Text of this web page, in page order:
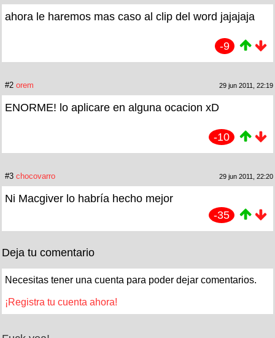
ahora le haremos mas caso al clip del word jajajaja
-9
#2 orem 29 jun 2011, 22:19
ENORME! lo aplicare en alguna ocacion xD
-10
#3 chocovarro 29 jun 2011, 22:20
Ni Macgiver lo habría hecho mejor
-35
Deja tu comentario
Necesitas tener una cuenta para poder dejar comentarios.
¡Registra tu cuenta ahora!